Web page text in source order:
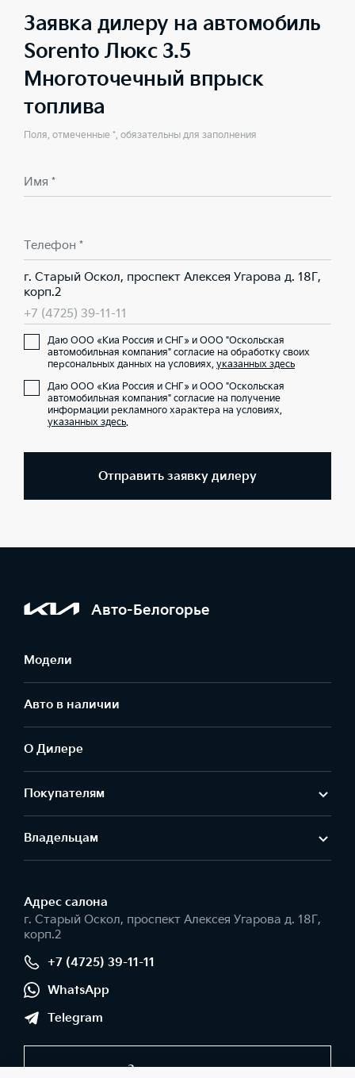
Заявка дилеру на автомобиль
Sorento Люкс 3.5
Многоточечный впрыск
топлива
Поля, отмеченные *, обязательны для заполнения
Имя *
Телефон *
г. Старый Оскол, проспект Алексея Угарова д. 18Г,
корп.2
+7 (4725) 39-11-11
Даю ООО «Киа Россия и СНГ» и ООО "Оскольская
автомобильная компания" согласие на обработку своих
персональных данных на условиях, указанных здесь
Даю ООО «Киа Россия и СНГ» и ООО "Оскольская
автомобильная компания" согласие на получение
информации рекламного характера на условиях,
указанных здесь.
Отправить заявку дилеру
Авто-Белогорье
Модели
Авто в наличии
О Дилере
Покупателям
Владельцам
Адрес салонa
г. Старый Оскол, проспект Алексея Угарова д. 18Г,
корп.2
+7 (4725) 39-11-11
WhatsApp
Telegram
Заказать звонок